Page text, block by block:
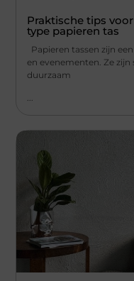
Praktische tips
type papieren tas
Papieren tassen zijn
en evenementen. Ze
duurzaam